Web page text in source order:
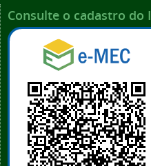
Consulte o cadastro do